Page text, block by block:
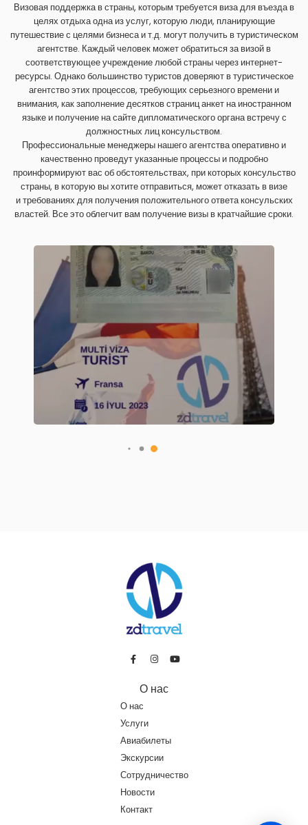
Визовая поддержка в страны, которым требуется виза для въезда в
целях отдыха одна из услуг, которую люди, планирующие
путешествие с целями бизнеса и т.д. могут получить в туристическом
агентстве. Каждый человек может обратиться за визой в
соответствующее учреждение любой страны через интернет-
ресурсы. Однако большинство туристов доверяют в туристическое
агентство этих процессов, требующих серьезного времени и
внимания, как заполнение десятков страниц анкет на иностранном
языке и получение на сайте дипломатического органа встречу с
должностных лиц консульством.
Профессиональные менеджеры нашего агентства оперативно и
качественно проведут указанные процессы и подробно
проинформируют вас об обстоятельствах, при которых консульство
страны, в которую вы хотите отправиться, может отказать в визе
и требованиях для получения положительного ответа консульских
властей. Все это облегчит вам получение визы в кратчайшие сроки.
О нас
О нас
Услуги
Авиабилеты
Экскурсии
Сотрудничество
Новости
Контакт